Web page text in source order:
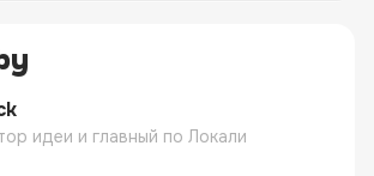
идеи и главный по Локали